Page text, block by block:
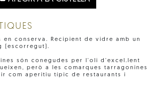
en conserva. Recipient de vidre amb un
(escorregut).
són conegudes per l'oli d'excel.lent
però a les comarques tarragonines
com aperitiu típic de restaurants i